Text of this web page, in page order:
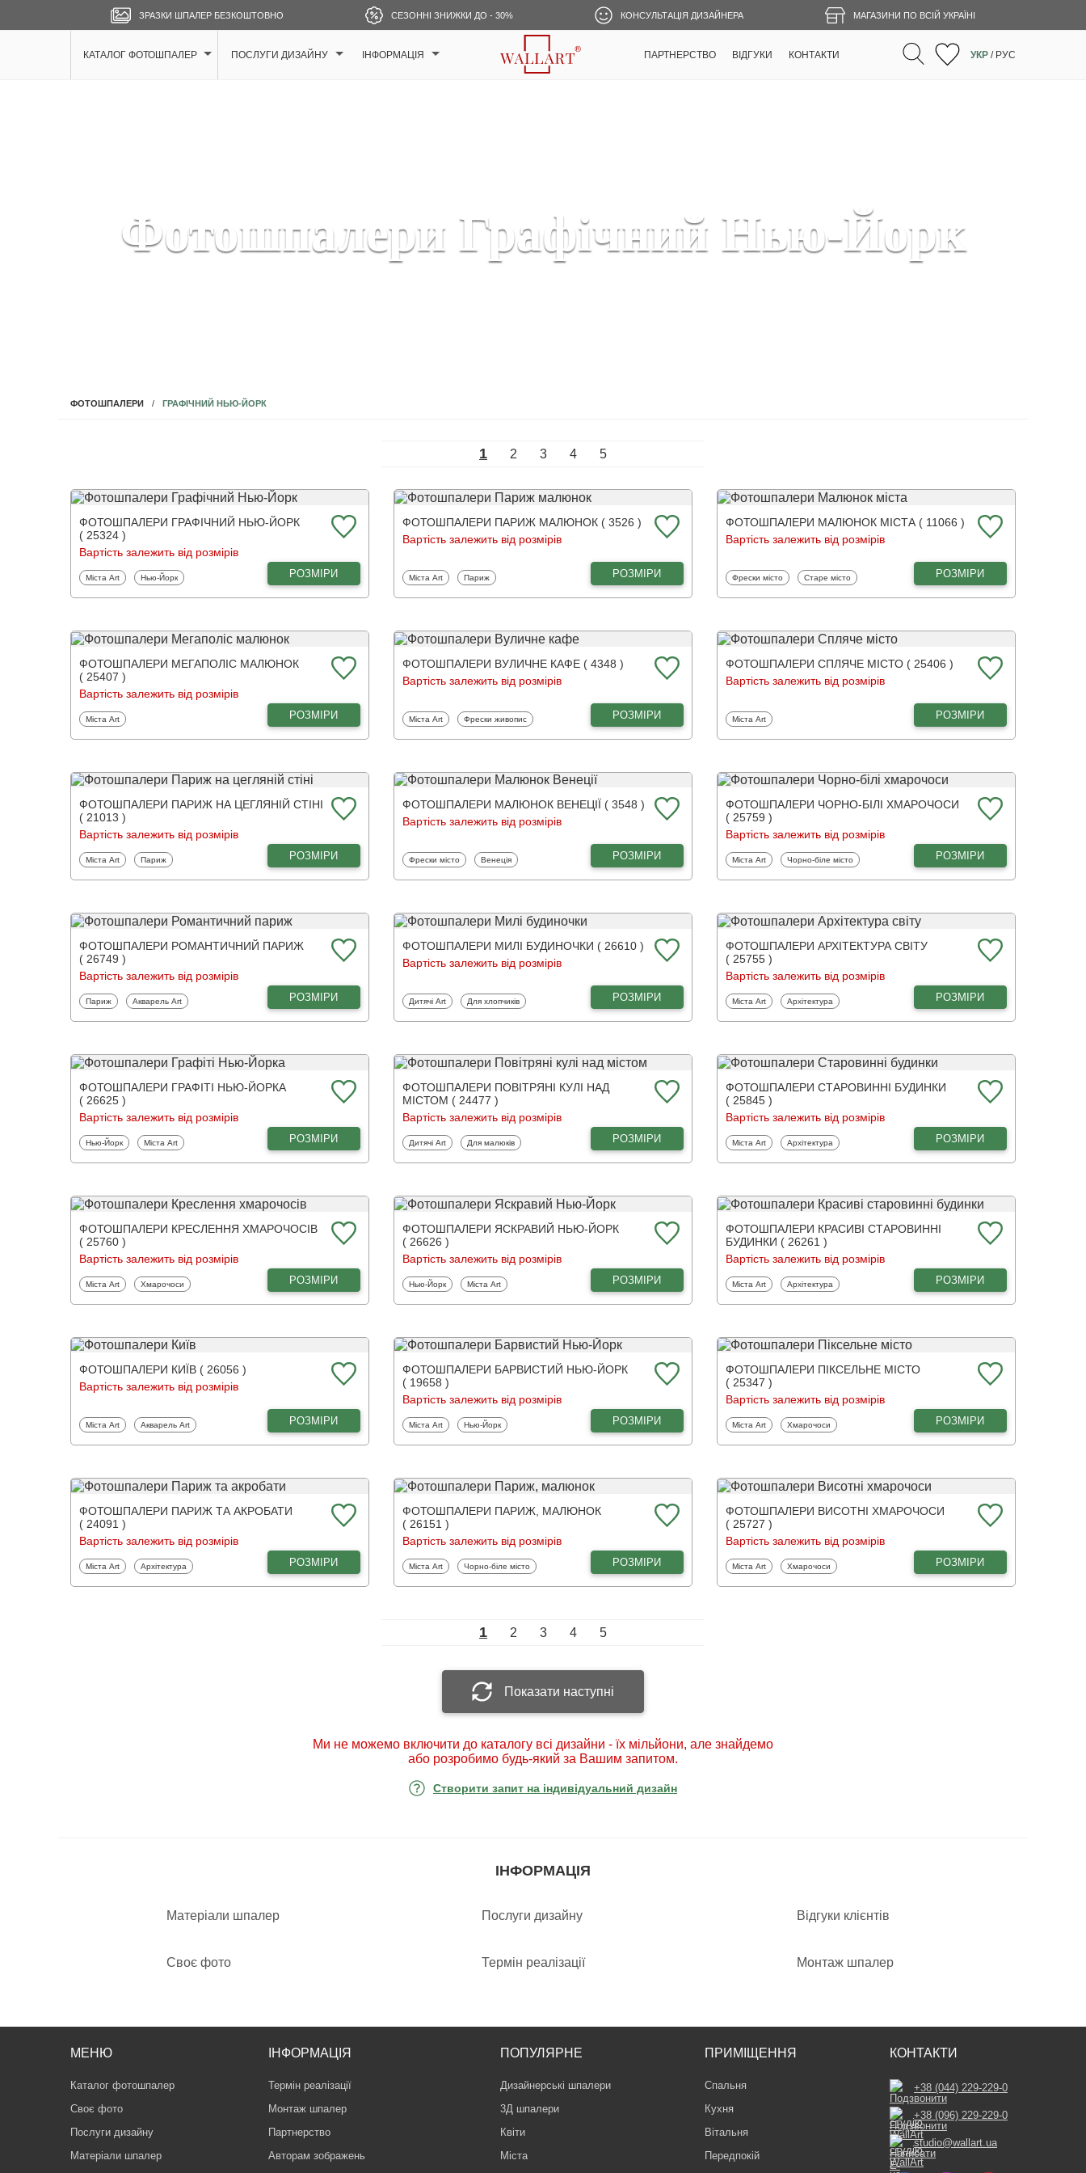
ЗРАЗКИ ШПАЛЕР БЕЗКОШТОВНО СЕЗОННІ ЗНИЖКИ ДО - 30% КОНСУЛЬТАЦІЯ ДИЗАЙНЕРА МАГАЗИНИ ПО ВСІЙ УКРАЇНІ
КАТАЛОГ ФОТОШПАЛЕР ПОСЛУГИ ДИЗАЙНУ ІНФОРМАЦІЯ ПАРТНЕРСТВО ВІДГУКИ КОНТАКТИ УКР / РУС
Фотошпалери Графічний Нью-Йорк
ФОТОШПАЛЕРИ ГРАФІЧНИЙ НЬЮ-ЙОРК
1 2 3 4 5
ФОТОШПАЛЕРИ ГРАФІЧНИЙ НЬЮ-ЙОРК
( 25324 )
Вартість залежить від розмірів
Фотошпалери
Міста Art Фотошпалери
Нью-Йорк РОЗМІРИ
ФОТОШПАЛЕРИ ПАРИЖ МАЛЮНОК ( 3526 )
Вартість залежить від розмірів
Фотошпалери
Міста Art Фотошпалери
Париж РОЗМІРИ
ФОТОШПАЛЕРИ МАЛЮНОК МІСТА ( 11066 )
Вартість залежить від розмірів
Фотошпалери
Фрески місто Фотошпалери
Старе місто РОЗМІРИ
ФОТОШПАЛЕРИ МЕГАПОЛІС МАЛЮНОК
( 25407 )
Вартість залежить від розмірів
Фотошпалери
Міста Art РОЗМІРИ
ФОТОШПАЛЕРИ ВУЛИЧНЕ КАФЕ ( 4348 )
Вартість залежить від розмірів
Фотошпалери
Міста Art Фотошпалери
Фрески живопис РОЗМІРИ
ФОТОШПАЛЕРИ СПЛЯЧЕ МІСТО ( 25406 )
Вартість залежить від розмірів
Фотошпалери
Міста Art РОЗМІРИ
ФОТОШПАЛЕРИ ПАРИЖ НА ЦЕГЛЯНІЙ СТІНІ
( 21013 )
Вартість залежить від розмірів
Фотошпалери
Міста Art Фотошпалери
Париж РОЗМІРИ
ФОТОШПАЛЕРИ МАЛЮНОК ВЕНЕЦІЇ ( 3548 )
Вартість залежить від розмірів
Фотошпалери
Фрески місто Фотошпалери
Венеція РОЗМІРИ
ФОТОШПАЛЕРИ ЧОРНО-БІЛІ ХМАРОЧОСИ
( 25759 )
Вартість залежить від розмірів
Фотошпалери
Міста Art Фотошпалери
Чорно-біле місто РОЗМІРИ
ФОТОШПАЛЕРИ РОМАНТИЧНИЙ ПАРИЖ
( 26749 )
Вартість залежить від розмірів
Фотошпалери
Париж Фотошпалери
Акварель Art РОЗМІРИ
ФОТОШПАЛЕРИ МИЛІ БУДИНОЧКИ ( 26610 )
Вартість залежить від розмірів
Фотошпалери
Дитячі Art Фотошпалери
Для хлопчиків РОЗМІРИ
ФОТОШПАЛЕРИ АРХІТЕКТУРА СВІТУ
( 25755 )
Вартість залежить від розмірів
Фотошпалери
Міста Art Фотошпалери
Архітектура РОЗМІРИ
ФОТОШПАЛЕРИ ГРАФІТІ НЬЮ-ЙОРКА
( 26625 )
Вартість залежить від розмірів
Фотошпалери
Нью-Йорк Фотошпалери
Міста Art РОЗМІРИ
ФОТОШПАЛЕРИ ПОВІТРЯНІ КУЛІ НАД
МІСТОМ ( 24477 )
Вартість залежить від розмірів
Фотошпалери
Дитячі Art Фотошпалери
Для малюків РОЗМІРИ
ФОТОШПАЛЕРИ СТАРОВИННІ БУДИНКИ
( 25845 )
Вартість залежить від розмірів
Фотошпалери
Міста Art Фотошпалери
Архітектура РОЗМІРИ
ФОТОШПАЛЕРИ КРЕСЛЕННЯ ХМАРОЧОСІВ
( 25760 )
Вартість залежить від розмірів
Фотошпалери
Міста Art Фотошпалери
Хмарочоси РОЗМІРИ
ФОТОШПАЛЕРИ ЯСКРАВИЙ НЬЮ-ЙОРК
( 26626 )
Вартість залежить від розмірів
Фотошпалери
Нью-Йорк Фотошпалери
Міста Art РОЗМІРИ
ФОТОШПАЛЕРИ КРАСИВІ СТАРОВИННІ
БУДИНКИ ( 26261 )
Вартість залежить від розмірів
Фотошпалери
Міста Art Фотошпалери
Архітектура РОЗМІРИ
ФОТОШПАЛЕРИ КИЇВ ( 26056 )
Вартість залежить від розмірів
Фотошпалери
Міста Art Фотошпалери
Акварель Art РОЗМІРИ
ФОТОШПАЛЕРИ БАРВИСТИЙ НЬЮ-ЙОРК
( 19658 )
Вартість залежить від розмірів
Фотошпалери
Міста Art Фотошпалери
Нью-Йорк РОЗМІРИ
ФОТОШПАЛЕРИ ПІКСЕЛЬНЕ МІСТО
( 25347 )
Вартість залежить від розмірів
Фотошпалери
Міста Art Фотошпалери
Хмарочоси РОЗМІРИ
ФОТОШПАЛЕРИ ПАРИЖ ТА АКРОБАТИ
( 24091 )
Вартість залежить від розмірів
Фотошпалери
Міста Art Фотошпалери
Архітектура РОЗМІРИ
ФОТОШПАЛЕРИ ПАРИЖ, МАЛЮНОК
( 26151 )
Вартість залежить від розмірів
Фотошпалери
Міста Art Фотошпалери
Чорно-біле місто РОЗМІРИ
ФОТОШПАЛЕРИ ВИСОТНІ ХМАРОЧОСИ
( 25727 )
Вартість залежить від розмірів
Фотошпалери
Міста Art Фотошпалери
Хмарочоси РОЗМІРИ
1 2 3 4 5
Показати наступні
Ми не можемо включити до каталогу всі дизайни - їх мільйони, але знайдемо
або розробимо будь-який за Вашим запитом.
Створити запит на індивідуальний дизайн
ІНФОРМАЦІЯ
Матеріали шпалер Послуги дизайну Відгуки клієнтів
Своє фото Термін реалізації Монтаж шпалер
МЕНЮ
Каталог фотошпалер
Своє фото
Послуги дизайну
Матеріали шпалер
ІНФОРМАЦІЯ
Термін реалізації
Монтаж шпалер
Партнерство
Авторам зображень
ПОПУЛЯРНЕ
Дизайнерські шпалери
3Д шпалери
Квіти
Міста
ПРИМІЩЕННЯ
Спальня
Кухня
Вітальня
Передпокій
КОНТАКТИ
+38 (044) 229-229-0
+38 (096) 229-229-0
studio@wallart.ua